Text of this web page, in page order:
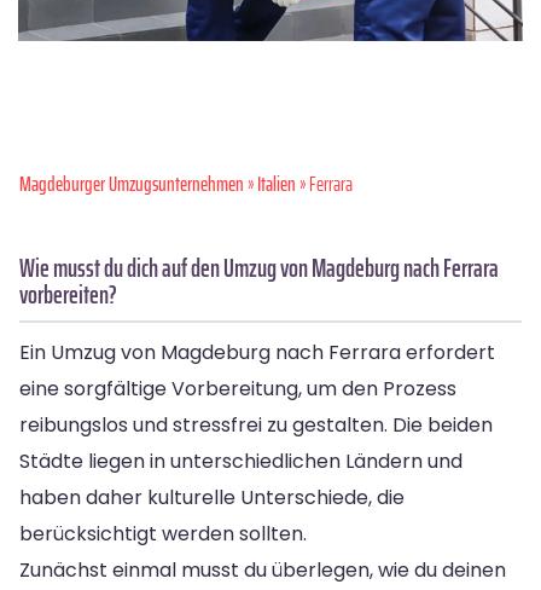
Magdeburger Umzugsunternehmen»Italien» Ferrara
Wie musst du dich auf den Umzug von Magdeburg nach Ferrara
vorbereiten?
Ein Umzug von Magdeburg nach Ferrara erfordert
eine sorgfältige Vorbereitung, um den Prozess
reibungslos und stressfrei zu gestalten. Die beiden
Städte liegen in unterschiedlichen Ländern und
haben daher kulturelle Unterschiede, die
berücksichtigt werden sollten.
Zunächst einmal musst du überlegen, wie du deinen